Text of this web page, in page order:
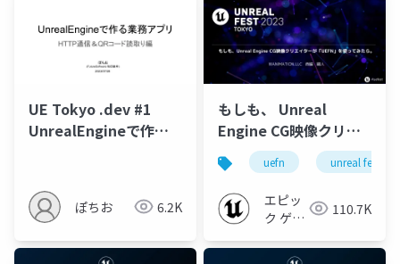
UE Tokyo .dev #1
UnrealEngineで作る
ぽちお 6.2K
もしも、 Unreal
Engine CG映像クリエ
イターが「UEFN」を使
ってみたら。
【UNREAL FEST 2023
TOKYO】
uefn unreal fest
エピッ
ク ゲー
ャパン
110.7K